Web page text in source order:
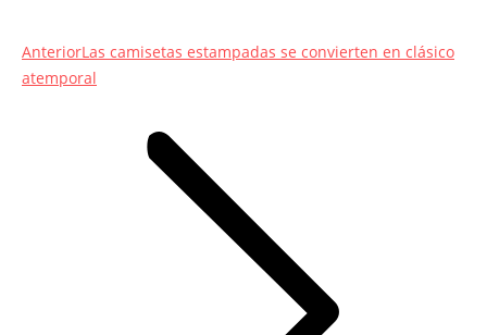
AnteriorEntrada
anterior:
Las camisetas estampadas se convierten en clásico
atemporal